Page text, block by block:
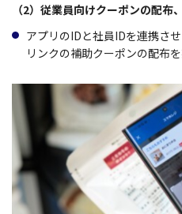
（2）従業員向けクーポンの配布
アプリのIDと社員IDを連携さ
リンクの補助クーポンの配布